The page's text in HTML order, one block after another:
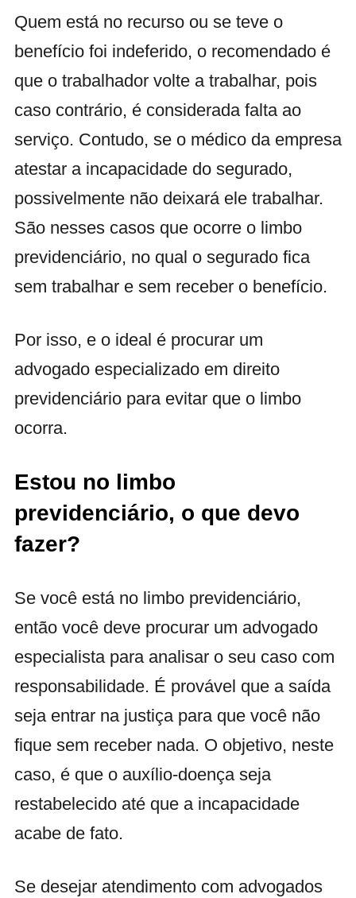
Quem está no recurso ou se teve o
benefício foi indeferido, o recomendado é
que o trabalhador volte a trabalhar, pois
caso contrário, é considerada falta ao
serviço. Contudo, se o médico da empresa
atestar a incapacidade do segurado,
possivelmente não deixará ele trabalhar.
São nesses casos que ocorre o limbo
previdenciário, no qual o segurado fica
sem trabalhar e sem receber o benefício.
Por isso, e o ideal é procurar um
advogado especializado em direito
previdenciário para evitar que o limbo
ocorra.
Estou no limbo
previdenciário, o que devo
fazer?
Se você está no limbo previdenciário,
então você deve procurar um advogado
especialista para analisar o seu caso com
responsabilidade. É provável que a saída
seja entrar na justiça para que você não
fique sem receber nada. O objetivo, neste
caso, é que o auxílio-doença seja
restabelecido até que a incapacidade
acabe de fato.
Se desejar atendimento com advogados